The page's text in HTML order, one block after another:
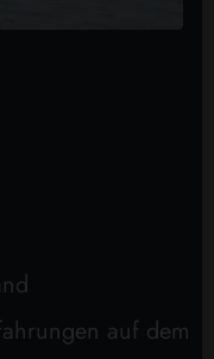
auf dem